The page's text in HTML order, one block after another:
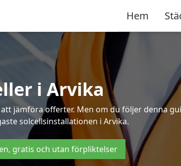
Hem
i Arvika
jämföra offerter. Men om du följer denna
solcellsinstallationen i Arvika.
gratis och utan förpliktelser